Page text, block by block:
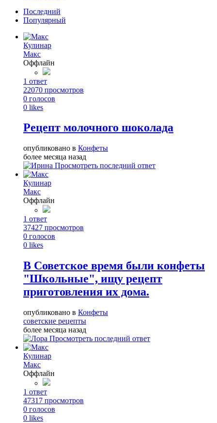
Последний
Популярный
Кулинар
Макс
Оффлайн
1 ответ
22070 просмотров
0 голосов
0 likes
Рецепт молочного шоколада
опубликовано в Конфеты
более месяца назад
Просмотреть последний ответ
Кулинар
Макс
Оффлайн
1 ответ
37427 просмотров
0 голосов
0 likes
В Советское время были конфеты
"Школьные", ищу рецепт
приготовления их дома.
опубликовано в Конфеты
советские рецепты
более месяца назад
Просмотреть последний ответ
Кулинар
Макс
Оффлайн
1 ответ
47317 просмотров
0 голосов
0 likes